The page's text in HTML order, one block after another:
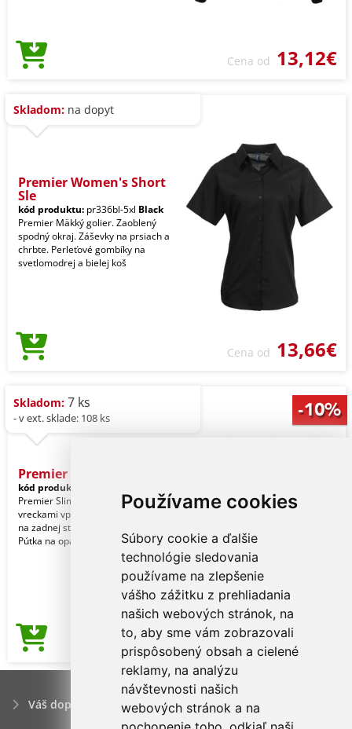
Používame cookies
Súbory cookie a ďalšie
technológie sledovania
používame na zlepšenie
vášho zážitku z prehliadania
našich webových stránok, na
to, aby sme vám zobrazovali
prispôsobený obsah a cielené
reklamy, na analýzu
návštevnosti našich
webových stránok a na
Cena od 13,12€
Skladom: na dopyt
Premier Women's Short
Sle
kód produktu: pr336bl-5xl Black
Premier Mäkký golier. Zaoblený
spodný okraj. Záševky na prsiach a
chrbte. Perleťové gombíky na
svetlomodrej a bielej koš
Cena od 13,66€
Skladom: 7 ks
- v ext. sklade: 108 ks
Premier Ladies' Performan
kód produktu:
Premier Slim fit Chino s dvoma
vreckami vpredu. Dve našité vrecká
na zadnej strane. Ozdobné nitovanie.
Pútka na opasok.
Cena od17,67€
Váš dopyt